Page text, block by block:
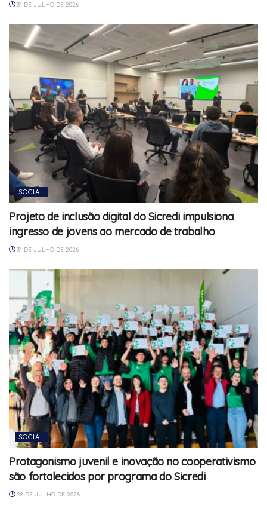
31 DE JULHO DE 2026
SOCIAL
Projeto de inclusão digital do Sicredi impulsiona
ingresso de jovens ao mercado de trabalho
31 DE JULHO DE 2026
SOCIAL
Protagonismo juvenil e inovação no cooperativismo
são fortalecidos por programa do Sicredi
28 DE JULHO DE 2026